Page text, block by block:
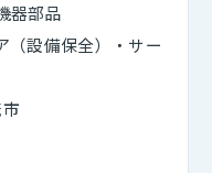
器部品
（設備保全）・サー